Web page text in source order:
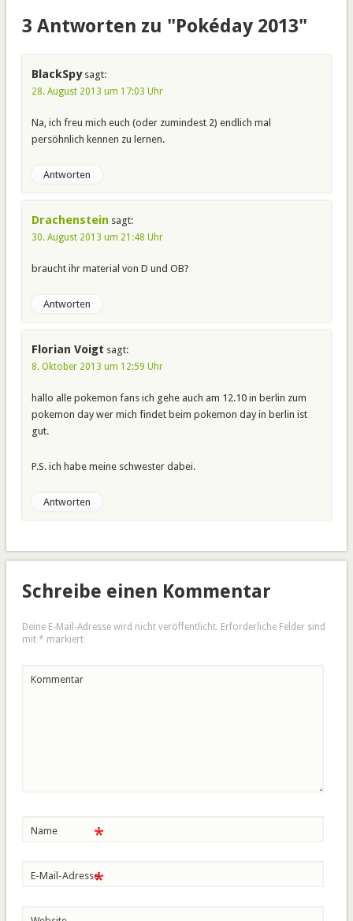
3 Antworten zu "Pokéday 2013"
BlackSpy sagt:
28. August 2013 um 17:03 Uhr
Na, ich freu mich euch (oder zumindest 2) endlich mal
persöhnlich kennen zu lernen.
Antworten
Drachenstein sagt:
30. August 2013 um 21:48 Uhr
braucht ihr material von D und OB?
Antworten
Florian Voigt sagt:
8. Oktober 2013 um 12:59 Uhr
hallo alle pokemon fans ich gehe auch am 12.10 in berlin zum
pokemon day wer mich findet beim pokemon day in berlin ist
gut.
P.S. ich habe meine schwester dabei.
Antworten
Schreibe einen Kommentar
Deine E-Mail-Adresse wird nicht veröffentlicht. Erforderliche Felder sind
mit * markiert
Kommentar
Name *
E-Mail-Adresse*